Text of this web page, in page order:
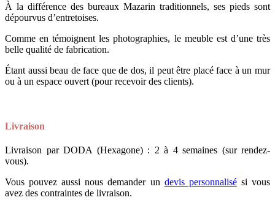
À la différence des bureaux Mazarin traditionnels, ses pieds sont
dépourvus d’entretoises.
Comme en témoignent les photographies, le meuble est d’une très
belle qualité de fabrication.
Étant aussi beau de face que de dos, il peut être placé face à un mur
ou à un espace ouvert (pour recevoir des clients).
Livraison
Livraison par DODA (Hexagone) : 2 à 4 semaines (sur rendez-
vous).
Vous pouvez aussi nous demander un devis personnalisési vous
avez des contraintes de livraison.